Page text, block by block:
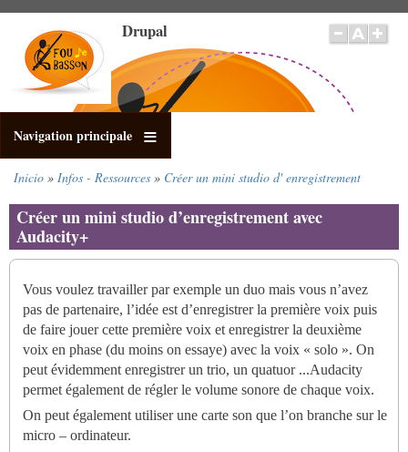
contenido
principal
Drupal
Navigation principale
enlaces
de
ayuda
la
navegación
Inicio Infos - Ressources Créer un mini studio d' enregistrement
Créer un mini studio d’enregistrement avec
Audacity+
Vous voulez travailler par exemple un duo mais vous n’avez
pas de partenaire, l’idée est d’enregistrer la première voix puis
de faire jouer cette première voix et enregistrer la deuxième
voix en phase (du moins on essaye) avec la voix « solo ». On
peut évidemment enregistrer un trio, un quatuor ...Audacity
permet également de régler le volume sonore de chaque voix.
On peut également utiliser une carte son que l’on branche sur le
micro – ordinateur.